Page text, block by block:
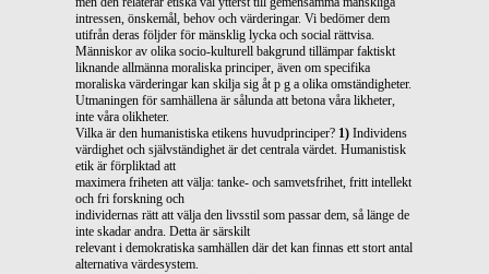
intressen, önskemål, behov och värderingar. Vi bedömer dem
utifrån deras följder för mänsklig lycka och social rättvisa.
Människor av olika socio-kulturell bakgrund tillämpar faktiskt
liknande allmänna moraliska principer, även om specifika
moraliska värderingar kan skilja sig åt p g a olika omständigheter.
Utmaningen för samhällena är sålunda att betona våra likheter,
inte våra olikheter.
Vilka är den humanistiska etikens huvudprinciper? 1) Individens
värdighet och självständighet är det centrala värdet. Humanistisk
etik är förpliktad att
maximera friheten att välja: tanke- och samvetsfrihet, fritt intellekt
och fri forskning och
individernas rätt att välja den livsstil som passar dem, så länge de
inte skadar andra. Detta är särskilt
relevant i demokratiska samhällen där det kan finnas ett stort antal
alternativa värdesystem.